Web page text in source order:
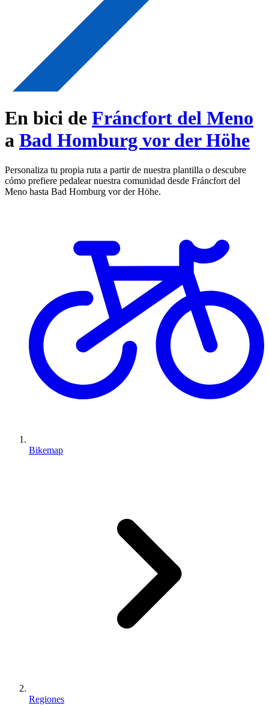
En bici de Fráncfort del Meno
a Bad Homburg vor der Höhe
Personaliza tu propia ruta a partir de nuestra plantilla o descubre
cómo prefiere pedalear nuestra comunidad desde Fráncfort del
Meno hasta Bad Homburg vor der Höhe.
Bikemap
Regiones